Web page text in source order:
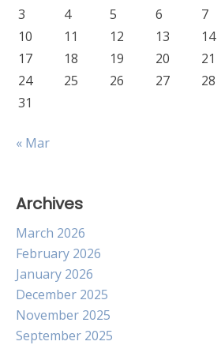
3
4 5 6 7
10
11 12 13 14
17
18 19 20 21
24
25 26 27 28
31
« Mar
Archives
March 2026
February 2026
January 2026
December 2025
November 2025
September 2025